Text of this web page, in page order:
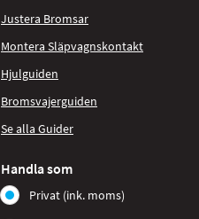
Justera Bromsar
Montera Släpvagnskontakt
Hjulguiden
Bromsvajerguiden
Se alla Guider
Handla som
Privat (ink. moms)